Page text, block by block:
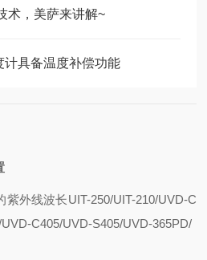
术，美萨来讲解~
计具备温度补偿功能
外线波长UIT-250/UIT-210/UVD-C
C405/UVD-S405/UVD-365PD/